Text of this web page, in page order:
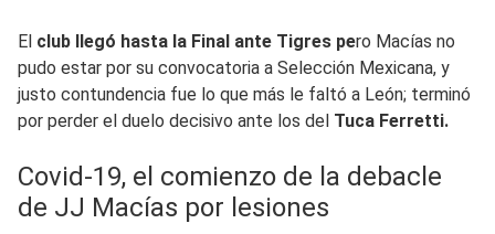
El club llegó hasta la Final ante Tigres pero Macías no
pudo estar por su convocatoria a Selección Mexicana, y
justo contundencia fue lo que más le faltó a León; terminó
por perder el duelo decisivo ante los del Tuca Ferretti.
Covid-19, el comienzo de la debacle
de JJ Macías por lesiones